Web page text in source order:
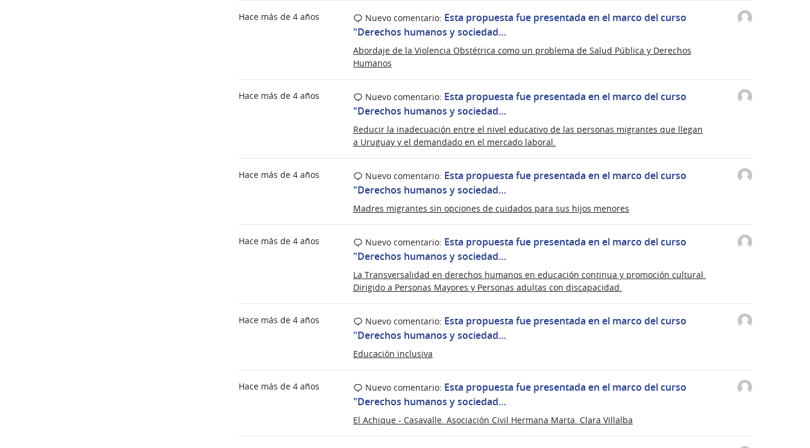
Hace más de 4 años Nuevo comentario: Esta propuesta fue presentada en el marco del curso
"Derechos humanos y sociedad…
Abordaje de la Violencia Obstétrica como un problema de Salud Pública y Derechos
Humanos
Hace más de 4 años Nuevo comentario: Esta propuesta fue presentada en el marco del curso
"Derechos humanos y sociedad…
Reducir la inadecuación entre el nivel educativo de las personas migrantes que llegan
a Uruguay y el demandado en el mercado laboral.
Hace más de 4 años Nuevo comentario: Esta propuesta fue presentada en el marco del curso
"Derechos humanos y sociedad…
Madres migrantes sin opciones de cuidados para sus hijos menores
Hace más de 4 años Nuevo comentario: Esta propuesta fue presentada en el marco del curso
"Derechos humanos y sociedad…
La Transversalidad en derechos humanos en educación continua y promoción cultural.
Dirigido a Personas Mayores y Personas adultas con discapacidad.
Hace más de 4 años Nuevo comentario: Esta propuesta fue presentada en el marco del curso
"Derechos humanos y sociedad…
Educación inclusiva
Hace más de 4 años Nuevo comentario: Esta propuesta fue presentada en el marco del curso
"Derechos humanos y sociedad…
El Achique - Casavalle. Asociación Civil Hermana Marta. Clara Villalba